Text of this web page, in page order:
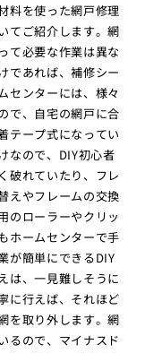
料を使った網戸修理
てご紹介します。網
て必要な作業は異な
であれば、補修シー
センターには、様々
で、自宅の網戸に合
テープ式になってい
なので、DIY初心者
破れていたり、フレ
えやフレームの交換
のローラーやクリッ
ホームセンターで手
が簡単にできるDIY
は、一見難しそうに
に行えば、それほど
を取り外します。網
るので、マイナスド